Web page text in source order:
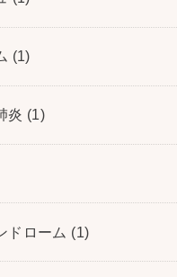
(1)
炎 (1)
ドローム (1)